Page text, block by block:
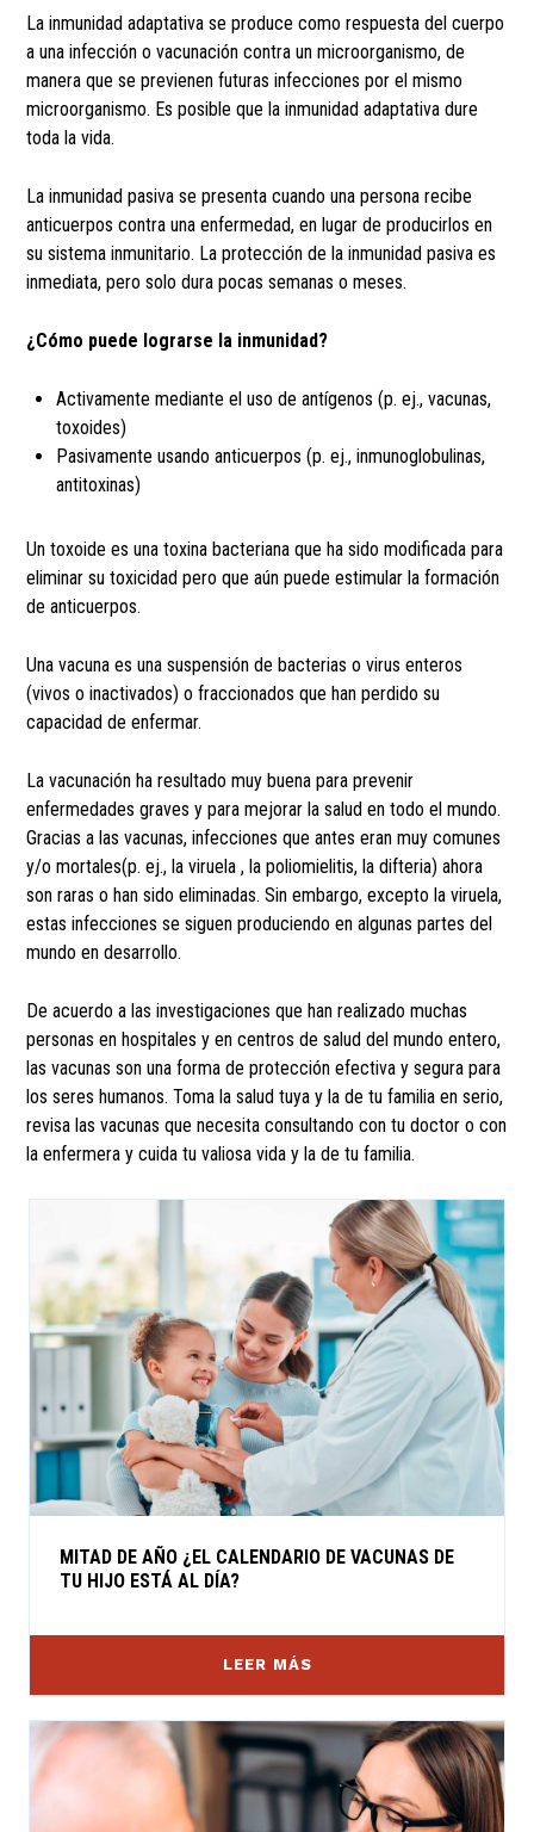
La inmunidad adaptativa se produce como respuesta del cuerpo
a una infección o vacunación contra un microorganismo, de
manera que se previenen futuras infecciones por el mismo
microorganismo. Es posible que la inmunidad adaptativa dure
toda la vida.
La inmunidad pasiva se presenta cuando una persona recibe
anticuerpos contra una enfermedad, en lugar de producirlos en
su sistema inmunitario. La protección de la inmunidad pasiva es
inmediata, pero solo dura pocas semanas o meses.
¿Cómo puede lograrse la inmunidad?
Activamente mediante el uso de antígenos (p. ej., vacunas,
toxoides)
Pasivamente usando anticuerpos (p. ej., inmunoglobulinas,
antitoxinas)
Un toxoide es una toxina bacteriana que ha sido modificada para
eliminar su toxicidad pero que aún puede estimular la formación
de anticuerpos.
Una vacuna es una suspensión de bacterias o virus enteros
(vivos o inactivados) o fraccionados que han perdido su
capacidad de enfermar.
La vacunación ha resultado muy buena para prevenir
enfermedades graves y para mejorar la salud en todo el mundo.
Gracias a las vacunas, infecciones que antes eran muy comunes
y/o mortales(p. ej., la viruela , la poliomielitis, la difteria) ahora
son raras o han sido eliminadas. Sin embargo, excepto la viruela,
estas infecciones se siguen produciendo en algunas partes del
mundo en desarrollo.
De acuerdo a las investigaciones que han realizado muchas
personas en hospitales y en centros de salud del mundo entero,
las vacunas son una forma de protección efectiva y segura para
los seres humanos. Toma la salud tuya y la de tu familia en serio,
revisa las vacunas que necesita consultando con tu doctor o con
la enfermera y cuida tu valiosa vida y la de tu familia.
MITAD DE AÑO ¿EL CALENDARIO DE VACUNAS DE
TU HIJO ESTÁ AL DÍA?
LEER MÁS